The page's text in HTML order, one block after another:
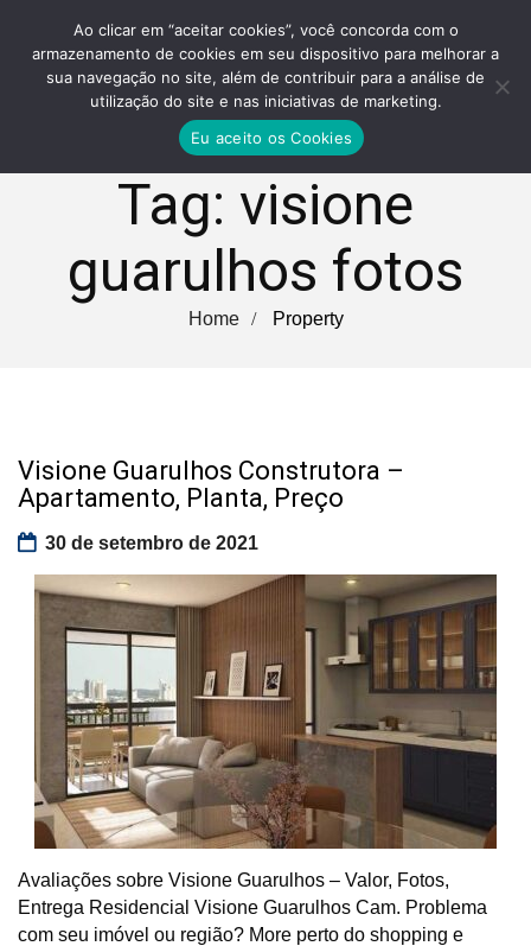
Tag: visione
guarulhos fotos
Home Property
Visione Guarulhos Construtora –
Apartamento, Planta, Preço
30 de setembro de 2021
Avaliações sobre Visione Guarulhos – Valor, Fotos,
Entrega Residencial Visione Guarulhos Cam. Problema
com seu imóvel ou região? More perto do shopping e
Ao clicar em “aceitar cookies”, você concorda com o
armazenamento de cookies em seu dispositivo para melhorar a
sua navegação no site, além de contribuir para a análise de
utilização do site e nas iniciativas de marketing.
Eu aceito os Cookies